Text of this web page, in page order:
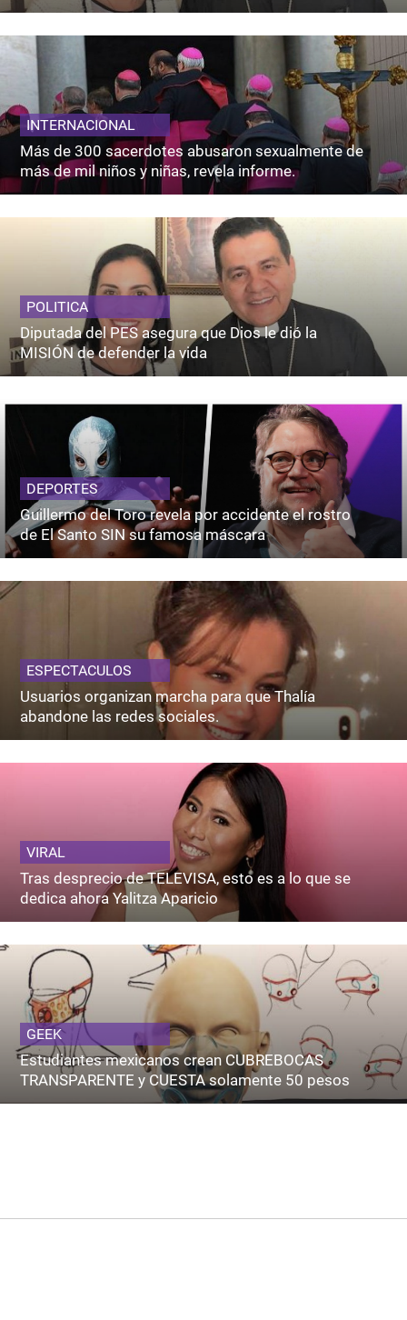
INTERNACIONAL
Más de 300 sacerdotes abusaron sexualmente de
más de mil niños y niñas, revela informe.
POLITICA
Diputada del PES asegura que Dios le dió la
MISIÓN de defender la vida
DEPORTES
Guillermo del Toro revela por accidente el rostro
de El Santo SIN su famosa máscara
ESPECTACULOS
Usuarios organizan marcha para que Thalía
abandone las redes sociales.
VIRAL
Tras desprecio de TELEVISA, esto es a lo que se
dedica ahora Yalitza Aparicio
GEEK
Estudiantes mexicanos crean CUBREBOCAS
TRANSPARENTE y CUESTA solamente 50 pesos